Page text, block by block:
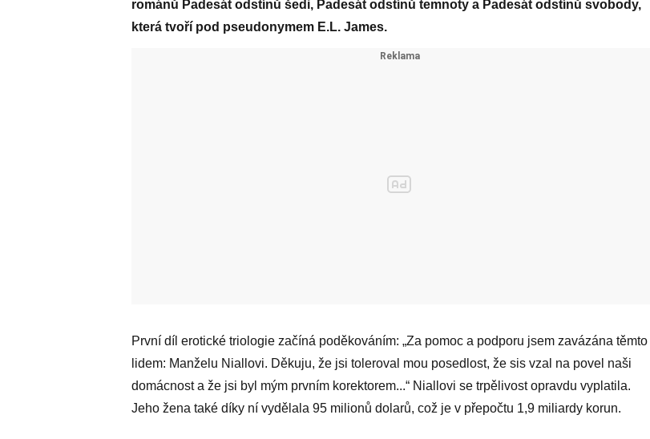
románů Padesát odstínů šedi, Padesát odstínů temnoty a Padesát odstínů svobody,
která tvoří pod pseudonymem E.L. James.
První díl erotické triologie začíná poděkováním: „Za pomoc a podporu jsem zavázána těmto
lidem: Manželu Niallovi. Děkuju, že jsi toleroval mou posedlost, že sis vzal na povel naši
domácnost a že jsi byl mým prvním korektorem...“ Niallovi se trpělivost opravdu vyplatila.
Jeho žena také díky ní vydělala 95 milionů dolarů, což je v přepočtu 1,9 miliardy korun.